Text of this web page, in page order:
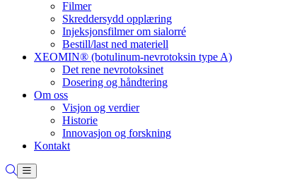
Filmer
Skreddersydd opplæring
Injeksjonsfilmer om sialorré
Bestill/last ned materiell
XEOMIN® (botulinum-nevrotoksin type A)
Det rene nevrotoksinet
Dosering og håndtering
Om oss
Visjon og verdier
Historie
Innovasjon og forskning
Kontakt